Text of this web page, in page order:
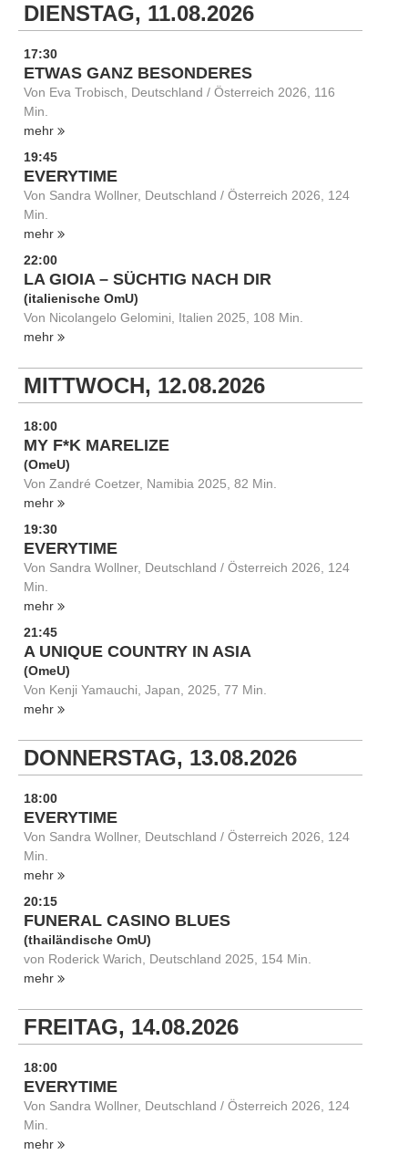
DIENSTAG, 11.08.2026
17:30
ETWAS GANZ BESONDERES
Von Eva Trobisch, Deutschland / Österreich 2026, 116
Min.
mehr
19:45
EVERYTIME
Von Sandra Wollner, Deutschland / Österreich 2026, 124
Min.
mehr
22:00
LA GIOIA – SÜCHTIG NACH DIR
(italienische OmU)
Von Nicolangelo Gelomini, Italien 2025, 108 Min.
mehr
MITTWOCH, 12.08.2026
18:00
MY F*K MARELIZE
(OmeU)
Von Zandré Coetzer, Namibia 2025, 82 Min.
mehr
19:30
EVERYTIME
Von Sandra Wollner, Deutschland / Österreich 2026, 124
Min.
mehr
21:45
A UNIQUE COUNTRY IN ASIA
(OmeU)
Von Kenji Yamauchi, Japan, 2025, 77 Min.
mehr
DONNERSTAG, 13.08.2026
18:00
EVERYTIME
Von Sandra Wollner, Deutschland / Österreich 2026, 124
Min.
mehr
20:15
FUNERAL CASINO BLUES
(thailändische OmU)
von Roderick Warich, Deutschland 2025, 154 Min.
mehr
FREITAG, 14.08.2026
18:00
EVERYTIME
Von Sandra Wollner, Deutschland / Österreich 2026, 124
Min.
mehr